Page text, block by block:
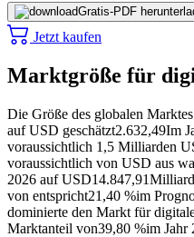
Gratis-PDF
Jetzt kaufen
Marktgröße für
Die Größe des globalen
auf USD geschätzt2.632,49Im
voraussichtlich 1,5 Milliarden
voraussichtlich von USD aus
2026 auf USD14.847,91
von entspricht21,40 %im
dominierte den Markt für
Marktanteil von39,80 %im Jahr